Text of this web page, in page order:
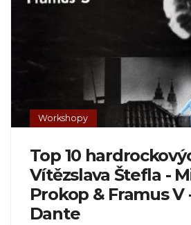
Workshopy
Top 10
Vítězslava Štefla -
Prokop & Framus V
Dante